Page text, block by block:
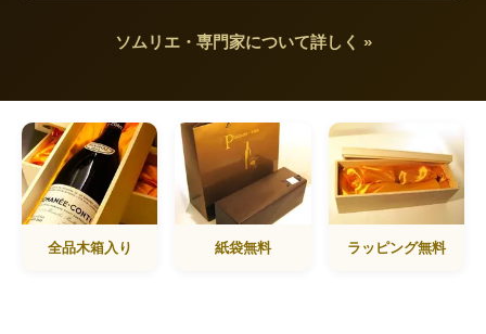
ソムリエ・専門家について詳しく »
全品木箱入り 紙袋無料 ラッピング無料